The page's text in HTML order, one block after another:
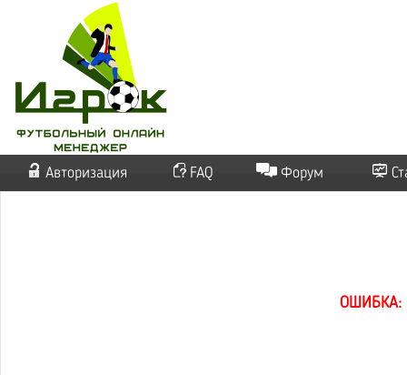
Авторизация FAQ Форум
ОШИБКА: